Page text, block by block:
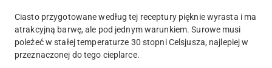
Ciasto przygotowane według tej receptury pięknie wyrasta i ma
atrakcyjną barwę, ale pod jednym warunkiem. Surowe musi
poleżeć w stałej temperaturze 30 stopni Celsjusza, najlepiej w
przeznaczonej do tego cieplarce.